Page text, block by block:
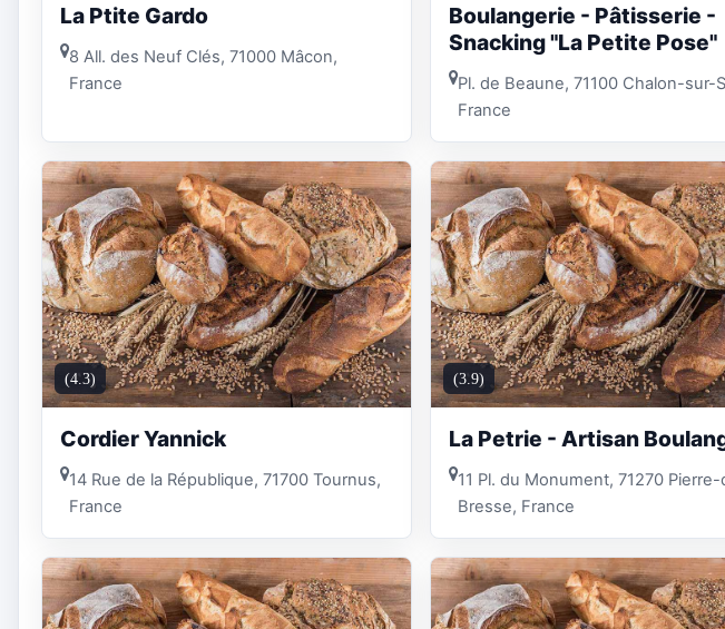
La Ptite Gardo
8 All. des Neuf Clés, 71000 Mâcon,
France
Boulangerie - Pâtisserie -
Snacking "La Petite Pose"
Pl. de Beaune, 71100 Chalon-sur-
France
(4.3)
Cordier Yannick
14 Rue de la République, 71700 Tournus,
France
(3.9)
La Petrie - Artisan
11 Pl. du Monument, 71270
Bresse, France